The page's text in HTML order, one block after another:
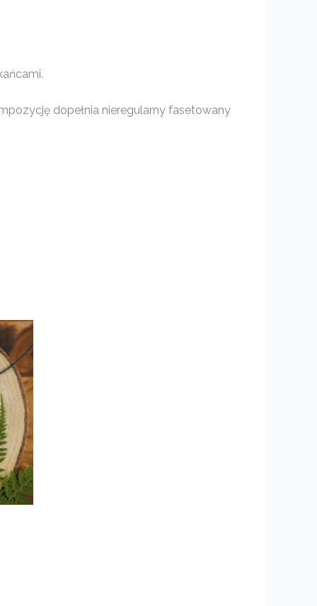
dopełnia nieregularny fasetowany